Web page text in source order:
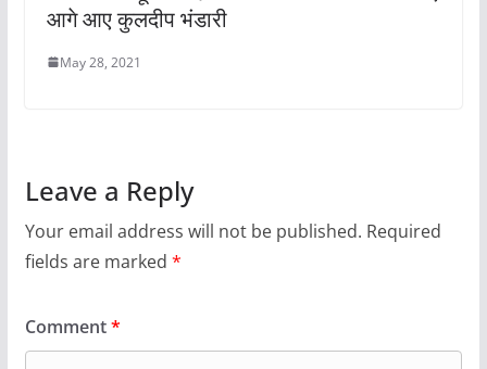
आगे आए कुलदीप भंडारी
May 28, 2021
Leave a Reply
Your email address will not be published. Required
fields are marked *
Comment*